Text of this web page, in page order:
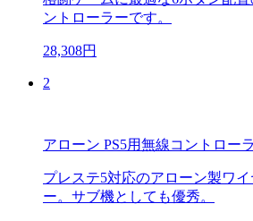
ントローラーです。
28,308円
2
アローン PS5用無線コントロー
プレステ5対応のアローン製ワ
ー。サブ機としても優秀。